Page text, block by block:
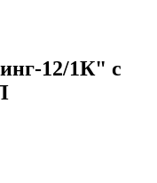
12/1К" с